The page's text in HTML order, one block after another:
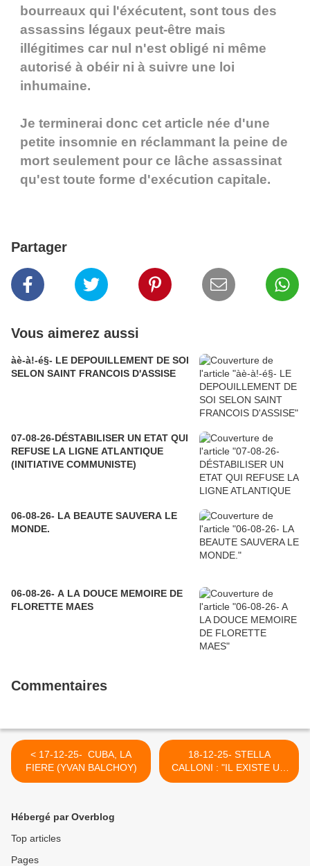
bourreaux qui l'éxécutent, sont tous des
assassins légaux peut-être mais
illégitimes car nul n'est obligé ni même
autorisé à obéir ni à suivre une loi
inhumaine.
Je terminerai donc cet article née d'une
petite insomnie en réclammant la peine de
mort seulement pour ce lâche assassinat
qu'est toute forme d'exécution capitale.
Partager
Vous aimerez aussi
àè-à!-é§- LE DEPOUILLEMENT DE SOI
SELON SAINT FRANCOIS D'ASSISE
07-08-26-DÉSTABILISER UN ETAT QUI
REFUSE LA LIGNE ATLANTIQUE
(INITIATIVE COMMUNISTE)
06-08-26- LA BEAUTE SAUVERA LE
MONDE.
06-08-26- A LA DOUCE MEMOIRE DE
FLORETTE MAES
Commentaires
< 17-12-25- CUBA, LA
FIERE (YVAN BALCHOY)
18-12-25- STELLA
CALLONI : "IL EXISTE UN
PROJET DE
Hébergé par Overblog
Top articles
Pages